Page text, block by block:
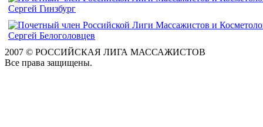
2007 © РОССИЙСКАЯ ЛИГА МАССАЖИСТОВ
Все права защищены.